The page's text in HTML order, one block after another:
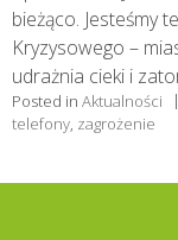
bieżąco. Jesteśmy
Kryzysowego –
udrażnia cieki i
Posted in Aktualności
telefony zagrożenie